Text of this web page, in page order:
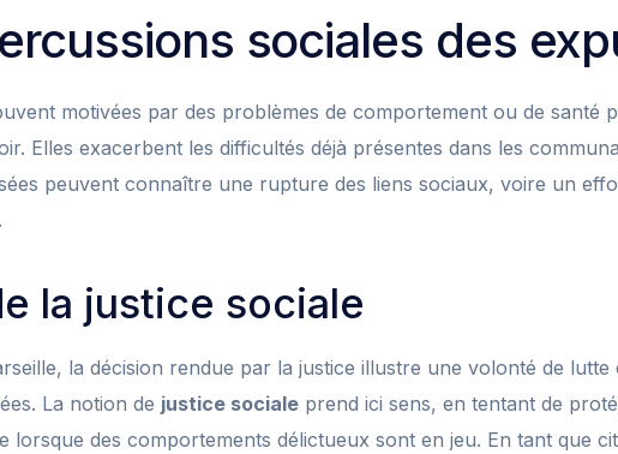
sociales des
motivées par des problèmes de comportement ou de santé
Elles exacerbent les difficultés déjà présentes dans les
peuvent connaître une rupture des liens sociaux, voire un
la justice sociale
la décision rendue par la justice illustre une volonté de lutte
La notion de justice sociale prend ici sens, en tentant de
lorsque des comportements délictueux sont en jeu. En tant que